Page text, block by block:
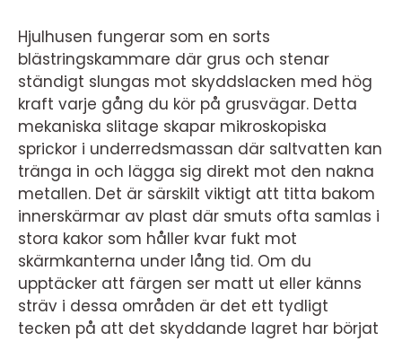
Hjulhusen fungerar som en sorts
blästringskammare där grus och stenar
ständigt slungas mot skyddslacken med hög
kraft varje gång du kör på grusvägar. Detta
mekaniska slitage skapar mikroskopiska
sprickor i underredsmassan där saltvatten kan
tränga in och lägga sig direkt mot den nakna
metallen. Det är särskilt viktigt att titta bakom
innerskärmar av plast där smuts ofta samlas i
stora kakor som håller kvar fukt mot
skärmkanterna under lång tid. Om du
upptäcker att färgen ser matt ut eller känns
sträv i dessa områden är det ett tydligt
tecken på att det skyddande lagret har börjat